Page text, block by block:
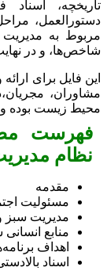
تاریخچه،
مربوط به
شاخص‌ها، و در
این فایل برای
مشاوران،
محیط زیست بوده
فهرست
نظام
مقدمه
مسئولیت
مدیریت سبز
منابع انسانی
اهداف
اسناد